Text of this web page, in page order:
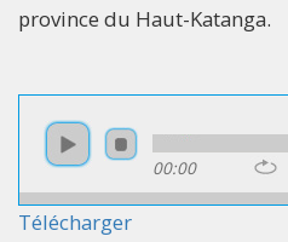
province du Haut-Katanga.
00:00
Télécharger